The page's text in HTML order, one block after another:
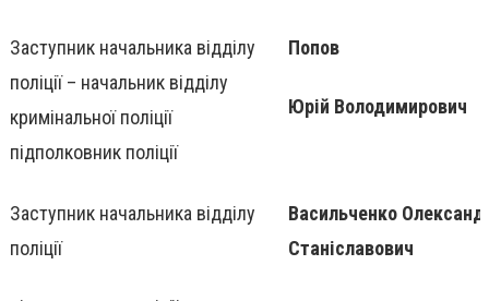
Заступник начальника відділу
поліції – начальник відділу
кримінальної поліції
підполковник поліції
Попов
Юрій Володимирович
Заступник начальника відділу
поліції
Васильченко
Станіславович